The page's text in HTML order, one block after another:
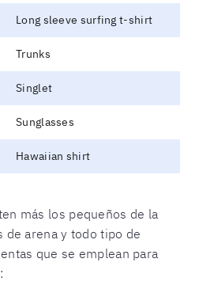
Long sleeve surfing t-shirt
Trunks
Singlet
Sunglasses
Hawaiian shirt
más los pequeños de la
de arena y todo tipo de
que se emplean para